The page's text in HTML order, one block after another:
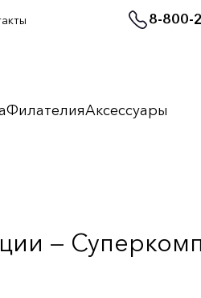
8-800-
ФилателияАксессуары
—